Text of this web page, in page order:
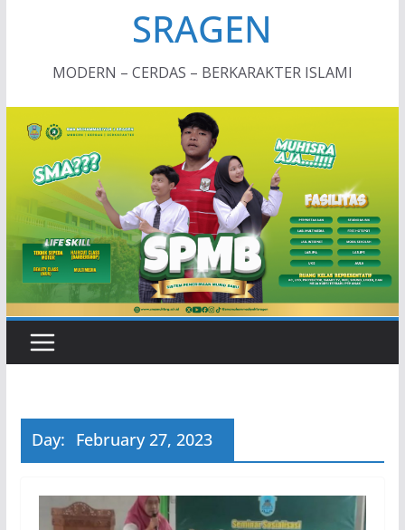
SRAGEN
MODERN – CERDAS – BERKARAKTER ISLAMI
Day: February 27, 2023